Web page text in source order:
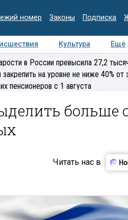
номер Законы Подписка
Культура Ещё
Интервью Колумнисты
в России превысила 27,2
на уровне не ниже 40% от
пенсионеров с 1 августа
больше
Читать нас в